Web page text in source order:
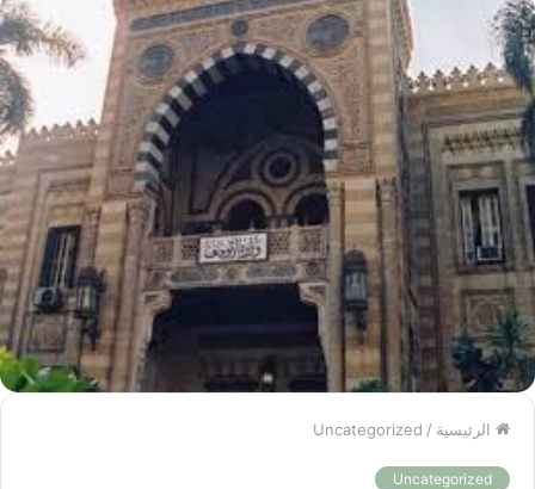
الرئيسية /
Uncategorized
Uncategorized